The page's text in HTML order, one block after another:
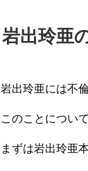
岩出玲亜
岩出玲亜には不
このことについ
まずは岩出玲亜